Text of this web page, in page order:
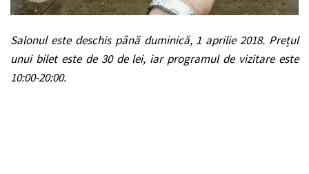
Salonul este deschis până duminică, 1 aprilie 2018. Prețul
unui bilet este de 30 de lei, iar programul de vizitare este
10:00-20:00.